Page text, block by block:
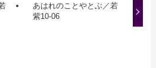
あはれのことやとぶ／若
紫10-06